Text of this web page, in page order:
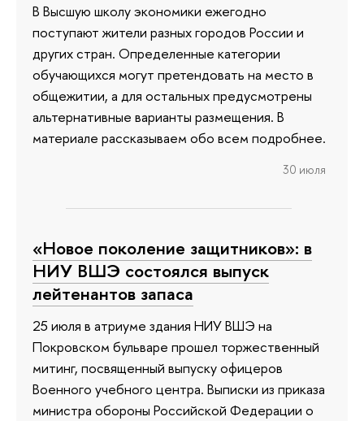
В Высшую школу экономики ежегодно
поступают жители разных городов России и
других стран. Определенные категории
обучающихся могут претендовать на место в
общежитии, а для остальных предусмотрены
альтернативные варианты размещения. В
материале рассказываем обо всем подробнее.
30 июля
«Новое поколение защитников»: в
НИУ ВШЭ состоялся выпуск
лейтенантов запаса
25 июля в атриуме здания НИУ ВШЭ на
Покровском бульваре прошел торжественный
митинг, посвященный выпуску офицеров
Военного учебного центра. Выписки из приказа
министра обороны Российской Федерации о